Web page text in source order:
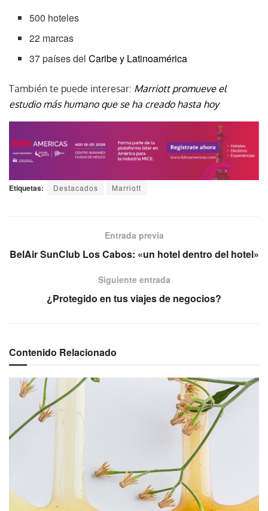
500 hoteles
22 marcas
37 países delCaribe y Latinoamérica
También te puede interesar: Marriott promueve el
estudio más humano que se ha creado hasta hoy
Etiquetas: Destacados Marriott
Entrada previa
BelAir SunClub Los Cabos: «un hotel dentro del hotel»
Siguiente entrada
¿Protegido en tus viajes de negocios?
Contenido Relacionado